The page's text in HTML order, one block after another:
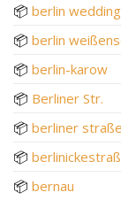
📦 berlin wedding
📦 berlin
📦 berlin-karow
📦 Berliner Str.
📦 berliner straße
📦
📦 bernau